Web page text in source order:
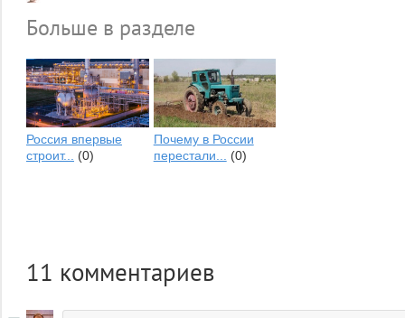
Больше в разделе
Россия впервые
строит... (0)
Почему в России
перестали... (0)
11 комментариев